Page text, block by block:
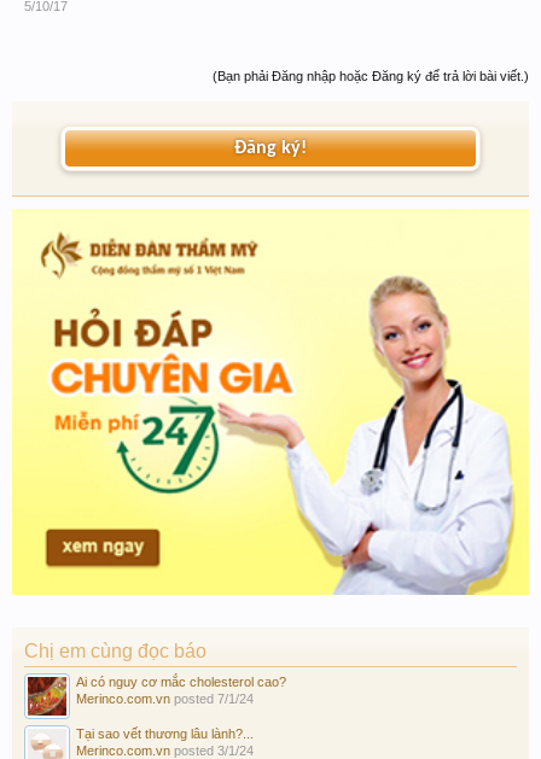
5/10/17
(Bạn phải Đăng nhập hoặc Đăng ký để trả lời bài viết.)
Đăng ký!
Chị em cùng đọc báo
Ai có nguy cơ mắc cholesterol cao?
Merinco.com.vn posted 7/1/24
Tại sao vết thương lâu lành?...
Merinco.com.vn posted 3/1/24